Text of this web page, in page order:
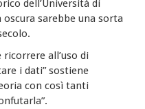
dell’Università di
sarebbe una sorta
all’uso di
i dati” sostiene
con così tanti